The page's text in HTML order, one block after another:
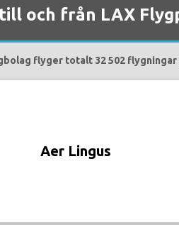
och från LAX
flyger totalt 32 502
Aer Lingus